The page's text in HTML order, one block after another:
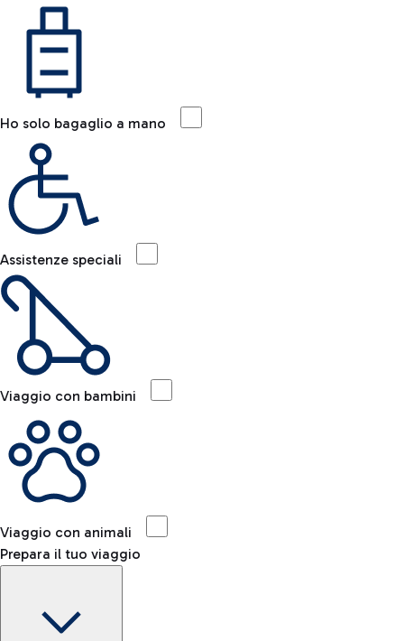
Ho solo bagaglio a mano
Assistenze speciali
Viaggio con bambini
Viaggio con animali
Prepara il tuo viaggio